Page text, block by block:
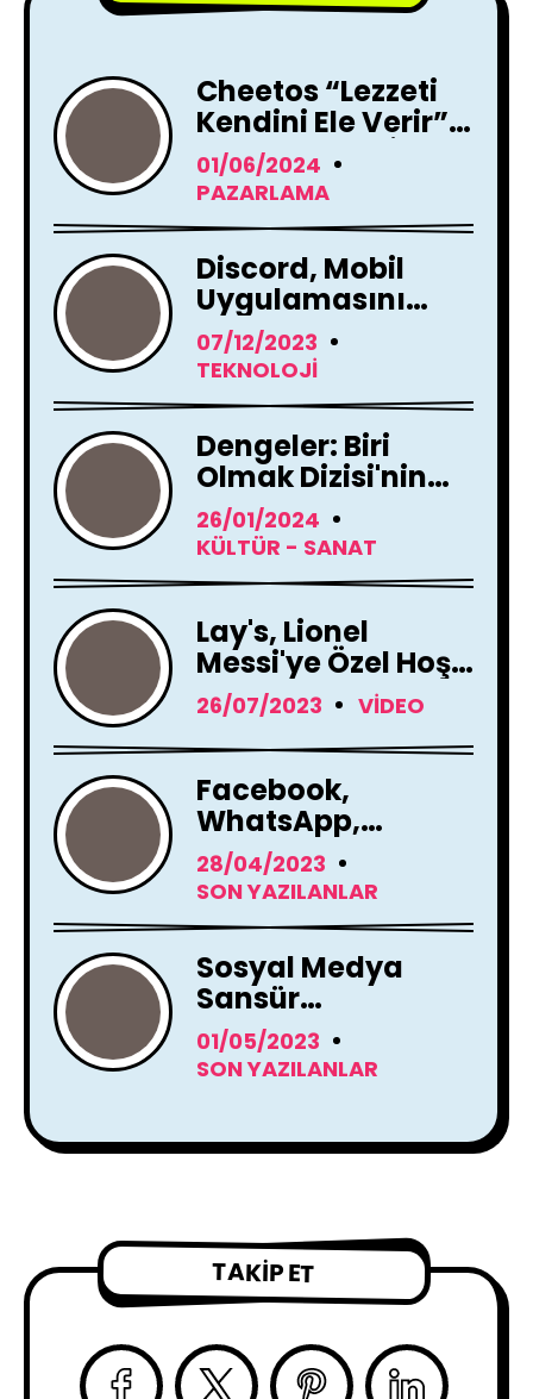
Cheetos “Lezzeti
Kendini Ele Verir”
Reklam Filmi İle
Yayında !
01/06/2024
PAZARLAMA
Discord, Mobil
Uygulamasını
Tamamen
Yenileme Kararı
07/12/2023
TEKNOLOJI
Dengeler: Biri
Olmak Dizisi'nin
Çekimleri Başladı !
26/01/2024
KÜLTÜR - SANAT
Lay's, Lionel
Messi'ye Özel Hoş
Geldin Mesajı!
26/07/2023 VIDEO
Facebook,
WhatsApp,
Instagram Yapay
Zeka Araçları
Kullanacak
28/04/2023
SON YAZILANLAR
Sosyal Medya
Sansür
Tartışmaları
01/05/2023
SON YAZILANLAR
TAKIP ET